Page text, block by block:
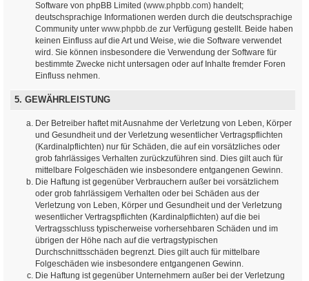
Software von phpBB Limited (www.phpbb.com) handelt;
deutschsprachige Informationen werden durch die deutschsprachige
Community unter www.phpbb.de zur Verfügung gestellt. Beide haben
keinen Einfluss auf die Art und Weise, wie die Software verwendet
wird. Sie können insbesondere die Verwendung der Software für
bestimmte Zwecke nicht untersagen oder auf Inhalte fremder Foren
Einfluss nehmen.
5. GEWÄHRLEISTUNG
Der Betreiber haftet mit Ausnahme der Verletzung von Leben, Körper
und Gesundheit und der Verletzung wesentlicher Vertragspflichten
(Kardinalpflichten) nur für Schäden, die auf ein vorsätzliches oder
grob fahrlässiges Verhalten zurückzuführen sind. Dies gilt auch für
mittelbare Folgeschäden wie insbesondere entgangenen Gewinn.
Die Haftung ist gegenüber Verbrauchern außer bei vorsätzlichem
oder grob fahrlässigem Verhalten oder bei Schäden aus der
Verletzung von Leben, Körper und Gesundheit und der Verletzung
wesentlicher Vertragspflichten (Kardinalpflichten) auf die bei
Vertragsschluss typischerweise vorhersehbaren Schäden und im
übrigen der Höhe nach auf die vertragstypischen
Durchschnittsschäden begrenzt. Dies gilt auch für mittelbare
Folgeschäden wie insbesondere entgangenen Gewinn.
Die Haftung ist gegenüber Unternehmern außer bei der Verletzung